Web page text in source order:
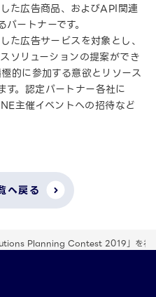
た広告商品、およびAPI関連
ートナーです。
た広告サービスを対象とし、
ソリューションの提案ができ
的に参加する意欲とリソース
す。認定パートナー各社に
主催イベントへの招待など
へ戻る
Planning Contest 2019」を初